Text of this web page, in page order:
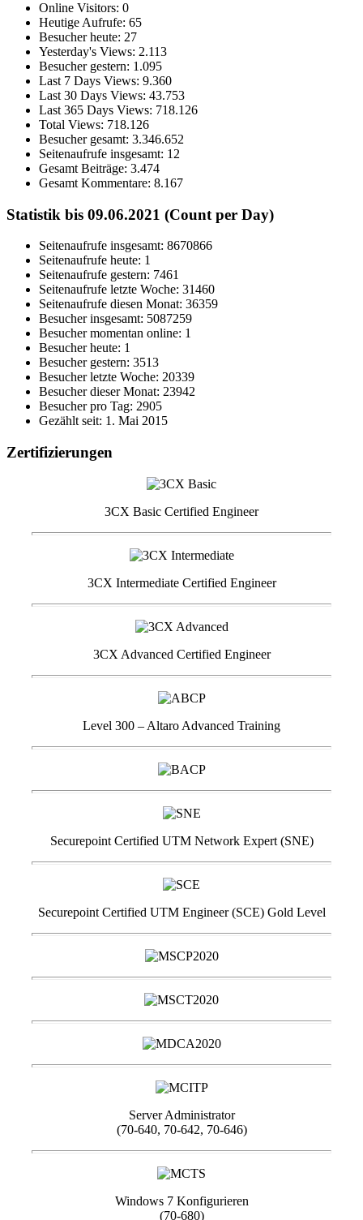
Online Visitors: 0
Heutige Aufrufe: 65
Besucher heute: 27
Yesterday's Views: 2.113
Besucher gestern: 1.095
Last 7 Days Views: 9.360
Last 30 Days Views: 43.753
Last 365 Days Views: 718.126
Total Views: 718.126
Besucher gesamt: 3.346.652
Seitenaufrufe insgesamt: 12
Gesamt Beiträge: 3.474
Gesamt Kommentare: 8.167
Statistik bis 09.06.2021 (Count per Day)
Seitenaufrufe insgesamt: 8670866
Seitenaufrufe heute: 1
Seitenaufrufe gestern: 7461
Seitenaufrufe letzte Woche: 31460
Seitenaufrufe diesen Monat: 36359
Besucher insgesamt: 5087259
Besucher momentan online: 1
Besucher heute: 1
Besucher gestern: 3513
Besucher letzte Woche: 20339
Besucher dieser Monat: 23942
Besucher pro Tag: 2905
Gezählt seit: 1. Mai 2015
Zertifizierungen
3CX Basic Certified Engineer
3CX Intermediate Certified Engineer
3CX Advanced Certified Engineer
Level 300 – Altaro Advanced Training
Securepoint Certified UTM Network Expert (SNE)
Securepoint Certified UTM Engineer (SCE) Gold Level
Server Administrator
(70-640, 70-642, 70-646)
Windows 7 Konfigurieren
(70-680)